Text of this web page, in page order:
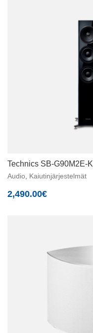
Technics SB-G90M2E-K
Audio Kaiutinjärjestelmät
2,490.00€